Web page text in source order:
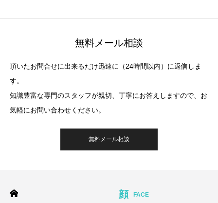
無料メール相談
頂いたお問合せに出来るだけ迅速に（24時間以内）に返信しま
す。
知識豊富な専門のスタッフが親切、丁寧にお答えしますので、お
気軽にお問い合わせください。
無料メール相談
顔 FACE